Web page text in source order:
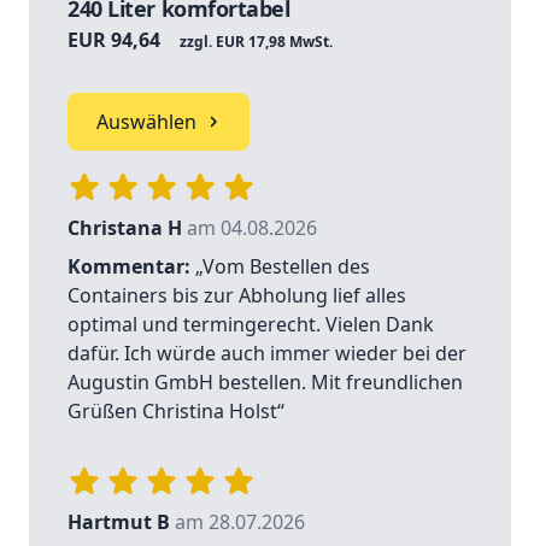
240 Liter komfortabel
EUR 94,64 zzgl. EUR 17,98 MwSt.
Auswählen
Christana H am 04.08.2026
Kommentar: „Vom Bestellen des
Containers bis zur Abholung lief alles
optimal und termingerecht. Vielen Dank
dafür. Ich würde auch immer wieder bei der
Augustin GmbH bestellen. Mit freundlichen
Grüßen Christina Holst“
Hartmut B am 28.07.2026